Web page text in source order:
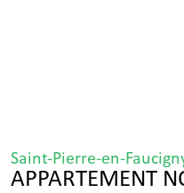
Saint-Pierre-en-
APPARTEMENT